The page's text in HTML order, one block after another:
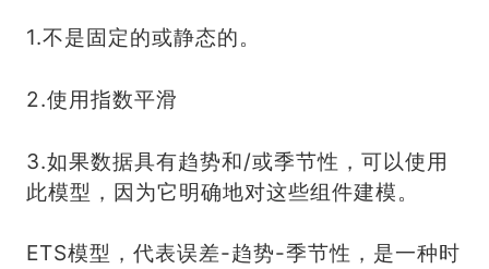
1.不是固定的或静态的。
2.使用指数平滑
3.如果数据具有趋势和/或季节性，可以使用
此模型，因为它明确地对这些组件建模。
ETS模型，代表误差-趋势-季节性，是一种时